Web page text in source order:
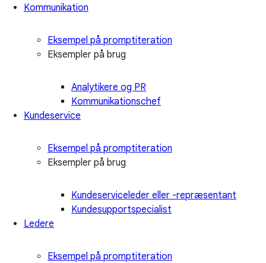
Kommunikation
Eksempel på promptiteration
Eksempler på brug
Analytikere og PR
Kommunikationschef
Kundeservice
Eksempel på promptiteration
Eksempler på brug
Kundeserviceleder eller -repræsentant
Kundesupportspecialist
Ledere
Eksempel på promptiteration